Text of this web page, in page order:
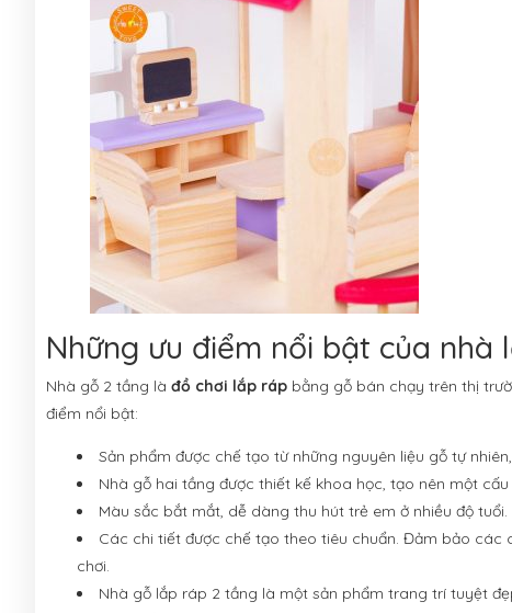
Những ưu điểm nổi bật của nhà
Nhà gỗ 2 tầng là đồ chơi lắp ráp bằng gỗ bán chạy trên thị
điểm nổi bật:
Sản phẩm được chế tạo từ những nguyên liệu gỗ tự
Nhà gỗ hai tầng được thiết kế khoa học, tạo nên một
Màu sắc bắt mắt, dễ dàng thu hút trẻ em ở nhiều độ tuổi.
Các chi tiết được chế tạo theo tiêu chuẩn. Đảm bảo
chơi.
Nhà gỗ lắp ráp 2 tầng là một sản phẩm trang trí tuyệt